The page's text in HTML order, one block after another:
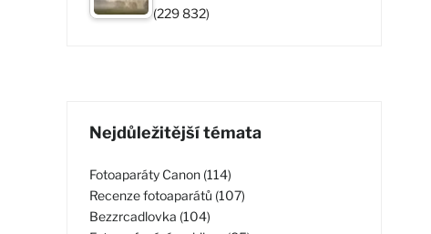
(229 832)
Nejdůležitější témata
Fotoaparáty Canon (114)
Recenze fotoaparátů (107)
Bezzrcadlovka (104)